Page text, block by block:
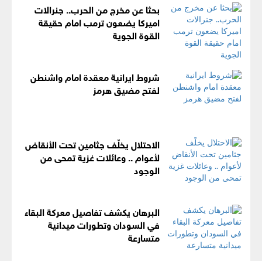
بحثا عن مخرج من الحرب.. جنرالات
اميركا يضعون ترمب امام حقيقة
القوة الجوية
شروط ايرانية معقدة امام واشنطن
لفتح مضيق هرمز
الاحتلال يخلّف جثامين تحت الأنقاض
لأعوام .. وعائلات غزية تمحى من
الوجود
البرهان يكشف تفاصيل معركة البقاء
في السودان وتطورات ميدانية
متسارعة